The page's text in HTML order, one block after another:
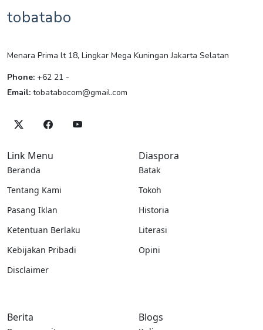
tobatabo
Menara Prima lt 18, Lingkar Mega Kuningan Jakarta Selatan
Phone: +62 21 -
Email: tobatabocom@gmail.com
Link Menu
Beranda
Tentang Kami
Pasang Iklan
Ketentuan Berlaku
Kebijakan Pribadi
Disclaimer
Diaspora
Batak
Tokoh
Historia
Literasi
Opini
Berita Blogs